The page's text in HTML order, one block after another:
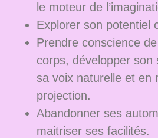
le moteur de
Explorer son potentiel
Prendre conscience
corps, développer son
sa voix naturelle et en
projection.
Abandonner ses
maitriser ses facilités.